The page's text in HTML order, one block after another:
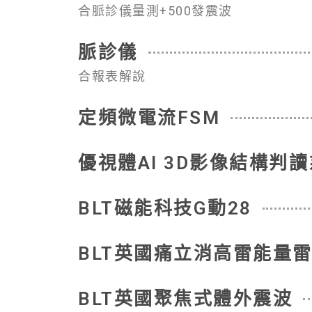
合脈診儀量測+500發震波
脈診儀
合報表解說
定頻微電流FSM
優視體AI 3D影像結構判讀
BLT磁能科技G動28
BLT英國痛立消高雷能量
BLT英國聚焦式體外震波